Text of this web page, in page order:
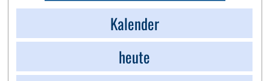
Kalender
heute